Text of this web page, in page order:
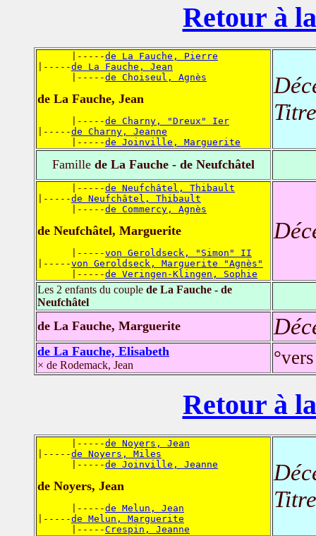
Retour à
      |-----
de La Fauche, Pierre
|-----de La Fauche, Jean
      |-----
de Choiseul, Agnès
de La Fauche, Jean
      |-----
de Charny, "Dreux" Ier
|-----de Charny, Jeanne
      |-----
de Joinville, Marguerite
Famille de La Fauche - de Neufchâtel
      |-----
de Neufchâtel, Thibault
|-----de Neufchâtel, Thibault
      |-----
de Commercy, Agnès
de Neufchâtel, Marguerite
      |-----
von Geroldseck, "Simon" II
|-----von Geroldseck, Marguerite "Agnès"
      |-----
de Veringen-Klingen, Sophie
Les 2 enfants du couple de La Fauche - de
Neufchâtel
de La Fauche, Marguerite
de La Fauche, Elisabeth
× de Rodemack, Jean
Retour à
      |-----
de Noyers, Jean
|-----de Noyers, Miles
      |-----
de Joinville, Jeanne
de Noyers, Jean
      |-----
de Melun, Jean
|-----de Melun, Marguerite
      |-----
Crespin, Jeanne